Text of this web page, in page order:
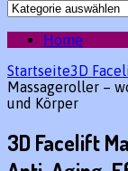
Home
Startseite3D
Massageroller –
und Körper
3D Facelift